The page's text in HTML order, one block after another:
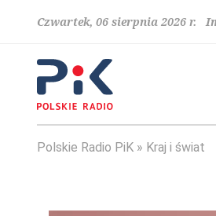
Czwartek, 06 sierpnia 2026 r.
Polskie Radio PiK Kraj i świat